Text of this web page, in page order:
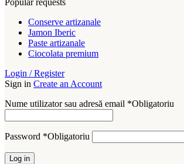
Popular requests
Conserve artizanale
Jamon Iberic
Paste artizanale
Ciocolata premium
Login / Register
Sign in Create an Account
Nume utilizator sau adresă email *Obligatoriu
Password *Obligatoriu
Log in